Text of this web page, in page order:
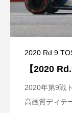
2020 Rd.9
【2020
2020年第9戦
高画質ディテ